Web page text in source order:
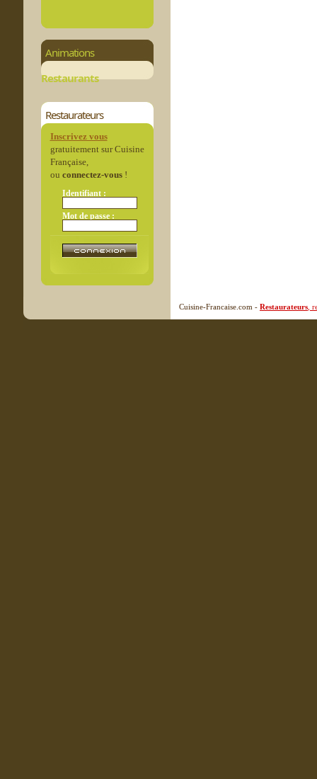
Animations
Restaurants
Restaurateurs
Inscrivez vous
gratuitement sur Cuisine
Française,
ou connectez-vous!
Identifiant :
Mot de passe :
Cuisine-Francaise.com - Restaurateurs ,